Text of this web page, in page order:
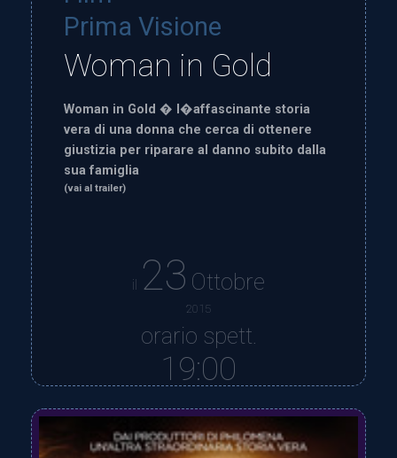
Prima Visione
Woman in Gold
Woman in Gold � l�affascinante storia
vera di una donna che cerca di ottenere
giustizia per riparare al danno subito dalla
sua famiglia
(vai al trailer)
il 23 Ottobre
2015
orario spett.
19:00